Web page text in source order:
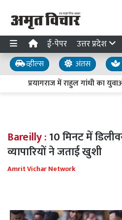
ई-पेपर उत्तर प्रदेश
व्हील्स अंतस
प्रयागराज में राहुल गांधी का
Bareilly :10 मिनट में
व्यापारियों ने जताई खुशी
Amrit Vichar Network